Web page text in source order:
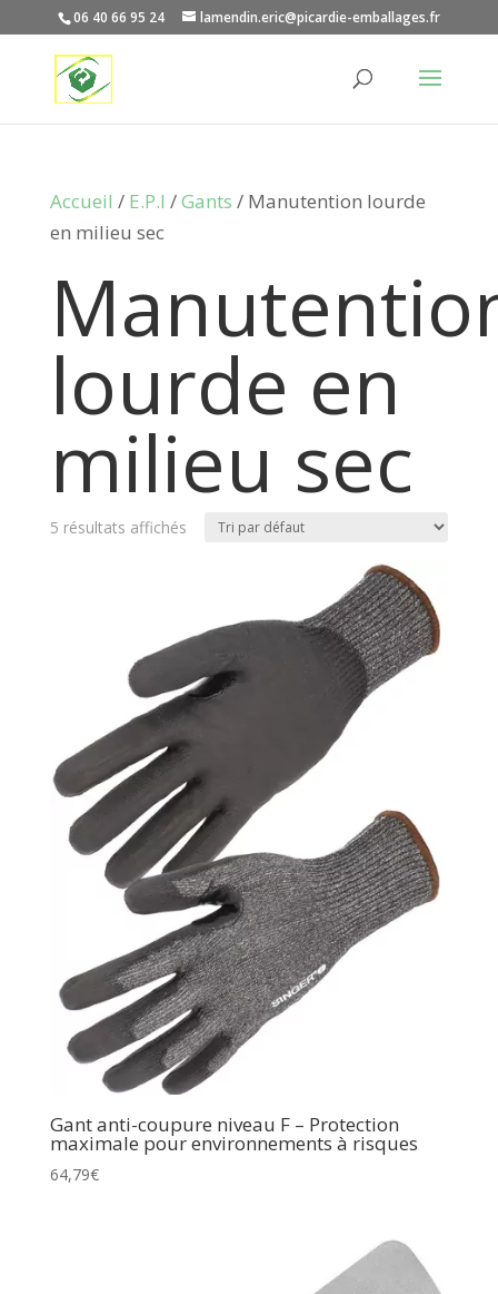
06 40 66 95 24 lamendin.eric@picardie-emballages.fr
Accueil / E.P.I /Gants / Manutention lourde
en milieu sec
lourde en
milieu sec
5 résultats affichés
Gant anti-coupure niveau F – Protection
maximale pour environnements à risques
64,79€